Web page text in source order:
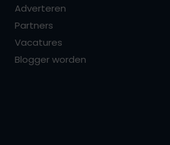
Adverteren
Partners
Vacatures
Blogger worden